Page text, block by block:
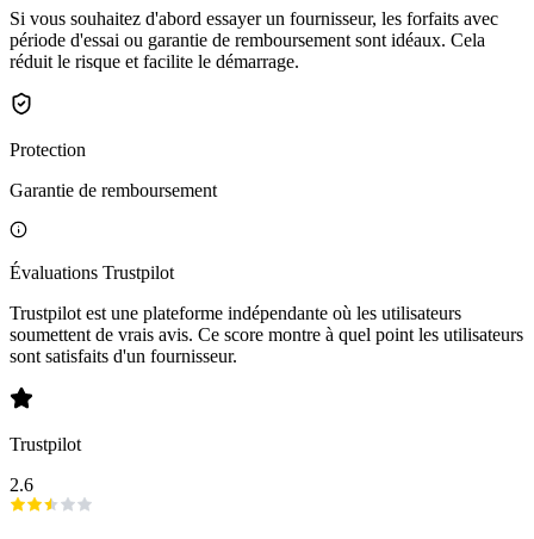
Si vous souhaitez d'abord essayer un fournisseur, les forfaits avec
période d'essai ou garantie de remboursement sont idéaux. Cela
réduit le risque et facilite le démarrage.
Protection
Garantie de remboursement
Évaluations Trustpilot
Trustpilot est une plateforme indépendante où les utilisateurs
soumettent de vrais avis. Ce score montre à quel point les utilisateurs
sont satisfaits d'un fournisseur.
Trustpilot
2.6